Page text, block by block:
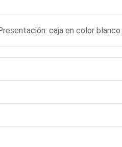
caja en color blanco.